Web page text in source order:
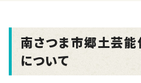
南さつま市郷土芸
について